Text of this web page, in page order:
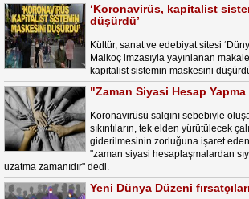
‘Koronavirüs, kapitalist
düşürdü’
Kültür, sanat ve edebiyat sitesi
Malkoç imzasıyla yayınlanan
kapitalist sistemin maskesini
"Zaman Siyasi Hesap
Koronavirüsü salgını sebebiyle
sıkıntıların, tek elden yürütülecek
giderilmesinin zorluğuna işaret
"zaman siyasi hesaplaşmalardan
uzatma zamanıdır" dedi.
Yeni Dünya Düzeni fırsatçıları